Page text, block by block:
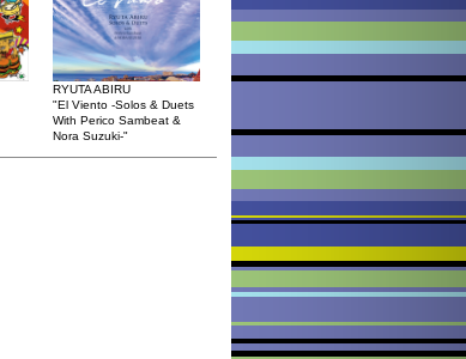
RYUTA ABIRU
"El Viento -Solos & Duets
With Perico Sambeat &
Nora Suzuki-"